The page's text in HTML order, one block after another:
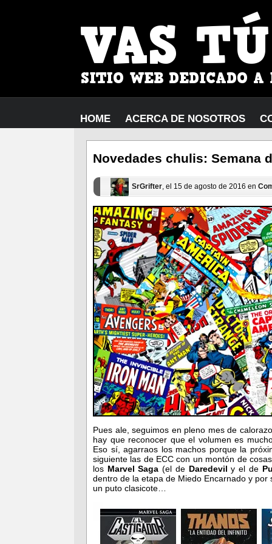
HOME ACERCA DE NOSOTROS
Novedades chulis: Semana
SrGrifter, el 15 de agosto de 2016 en
Pues ale, seguimos en pleno mes de
hay que reconocer que el volumen es
Eso sí, agarraos los machos porque la
siguiente las de ECC con un montón de
los Marvel Saga (el de Daredevil y el de
dentro de la etapa de Miedo Encarnado y por
un puto clasicote…